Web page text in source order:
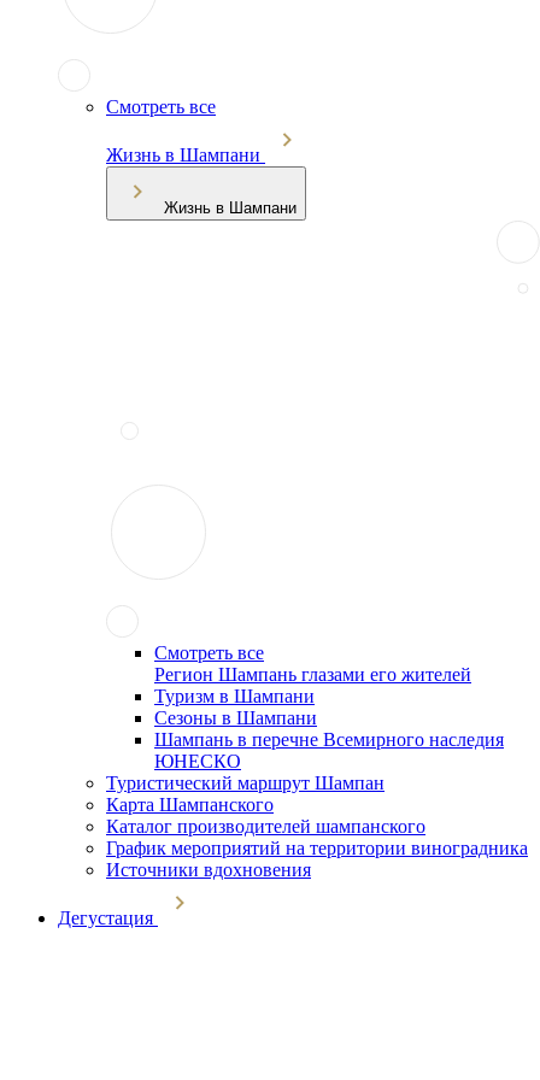
Смотреть все
Жизнь в Шампани
Жизнь в Шампани
Смотреть все
Регион Шампань глазами его жителей
Туризм в Шампани
Сезоны в Шампани
Шампань в перечне Всемирного наследия
ЮНЕСКО
Туристический маршрут Шампан
Карта Шампанского
Каталог производителей шампанского
График мероприятий на территории виноградника
Источники вдохновения
Дегустация